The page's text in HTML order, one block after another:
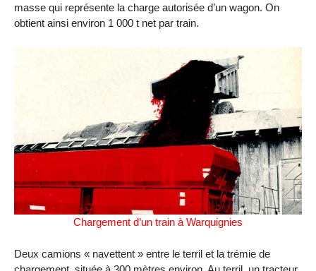
masse qui représente la charge autorisée d’un wagon. On
obtient ainsi environ 1 000 t net par train.
Chargement d’un train à Warquignies
Deux camions « navettent » entre le terril et la trémie de